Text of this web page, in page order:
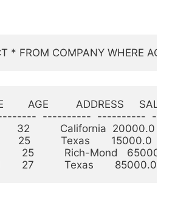
* FROM COMPANY WHERE
AGE         ADDRESS
----------  ----------
32          California  20000.0
25          Texas       15000.0
25          Rich-Mond   65000.0
27          Texas       85000.0